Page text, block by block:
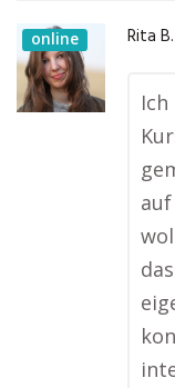
online Rita B.